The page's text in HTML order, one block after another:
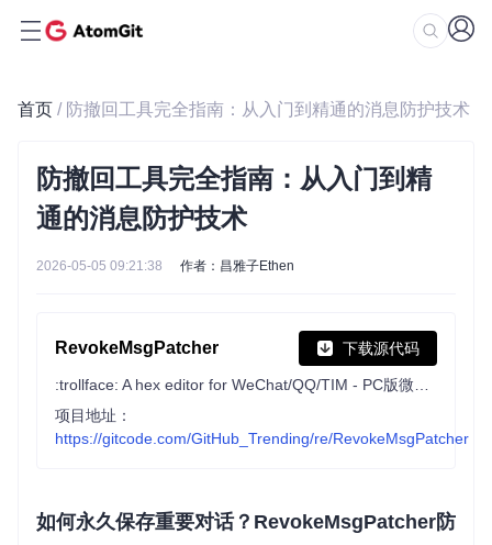
首页 / 防撤回工具完全指南：从入门到精通的消息防护技术
防撤回工具完全指南：从入门到精
通的消息防护技术
2026-05-05 09:21:38 作者：昌雅子Ethen
RevokeMsgPatcher 下载源代码
项目地址：
https://gitcode.com/GitHub_Trending/re/RevokeMsgPatcher
如何永久保存重要对话？RevokeMsgPatcher防